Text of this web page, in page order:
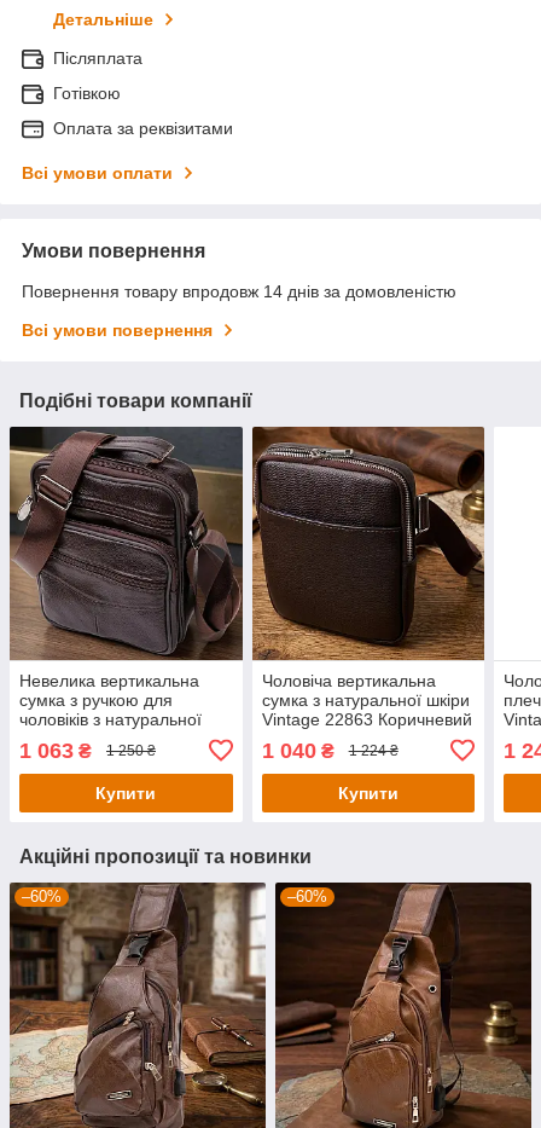
Детальніше
Післяплата
Готівкою
Оплата за реквізитами
Всі умови оплати
Умови повернення
Повернення товару впродовж 14 днів за домовленістю
Всі умови повернення
Подібні товари компанії
Невелика вертикальна
сумка з ручкою для
чоловіків з натуральної
Коричневий
1 063 ₴ 1 250 ₴
Купити
Чоловіча вертикальна
сумка з натуральної шкіри
Vintage 22863 Коричневий
1 040₴ 1 224 ₴
Купити
1
Акційні пропозиції та новинки
–60% –60%